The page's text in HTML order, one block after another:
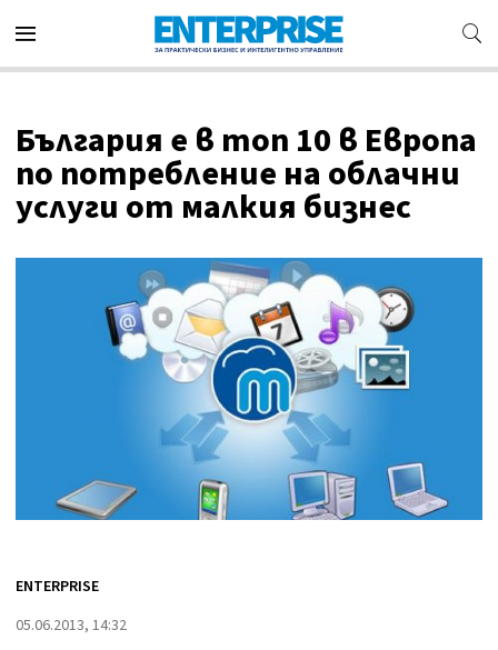
България e в топ 10 в Европа
по потребление на облачни
услуги от малкия бизнес
ENTERPRISE
05.06.2013, 14:32